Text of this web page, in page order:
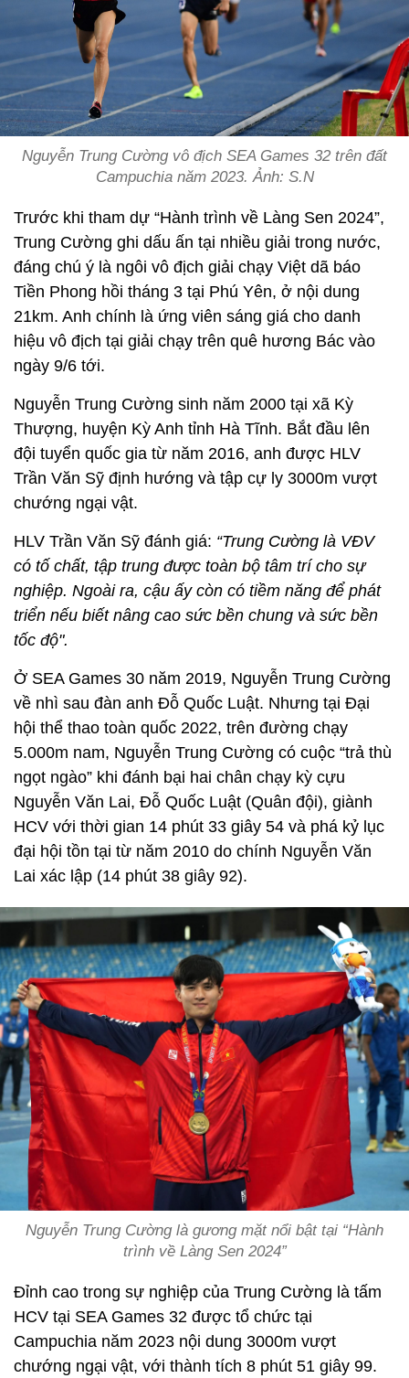
Nguyễn Trung Cường vô địch SEA Games 32 trên đất
Campuchia năm 2023. Ảnh: S.N
Trước khi tham dự “Hành trình về Làng Sen 2024”,
Trung Cường ghi dấu ấn tại nhiều giải trong nước,
đáng chú ý là ngôi vô địch giải chạy Việt dã báo
Tiền Phong hồi tháng 3 tại Phú Yên, ở nội dung
21km. Anh chính là ứng viên sáng giá cho danh
hiệu vô địch tại giải chạy trên quê hương Bác vào
ngày 9/6 tới.
Nguyễn Trung Cường sinh năm 2000 tại xã Kỳ
Thượng, huyện Kỳ Anh tỉnh Hà Tĩnh. Bắt đầu lên
đội tuyển quốc gia từ năm 2016, anh được HLV
Trần Văn Sỹ định hướng và tập cự ly 3000m vượt
chướng ngại vật.
HLV Trần Văn Sỹ đánh giá: “Trung Cường là VĐV
có tố chất, tập trung được toàn bộ tâm trí cho sự
nghiệp. Ngoài ra, cậu ấy còn có tiềm năng để phát
triển nếu biết nâng cao sức bền chung và sức bền
tốc độ".
Ở SEA Games 30 năm 2019, Nguyễn Trung Cường
về nhì sau đàn anh Đỗ Quốc Luật. Nhưng tại Đại
hội thể thao toàn quốc 2022, trên đường chạy
5.000m nam, Nguyễn Trung Cường có cuộc “trả thù
ngọt ngào” khi đánh bại hai chân chạy kỳ cựu
Nguyễn Văn Lai, Đỗ Quốc Luật (Quân đội), giành
HCV với thời gian 14 phút 33 giây 54 và phá kỷ lục
đại hội tồn tại từ năm 2010 do chính Nguyễn Văn
Lai xác lập (14 phút 38 giây 92).
Nguyễn Trung Cường là gương mặt nổi bật tại “Hành
trình về Làng Sen 2024”
Đỉnh cao trong sự nghiệp của Trung Cường là tấm
HCV tại SEA Games 32 được tổ chức tại
Campuchia năm 2023 nội dung 3000m vượt
chướng ngại vật, với thành tích 8 phút 51 giây 99.